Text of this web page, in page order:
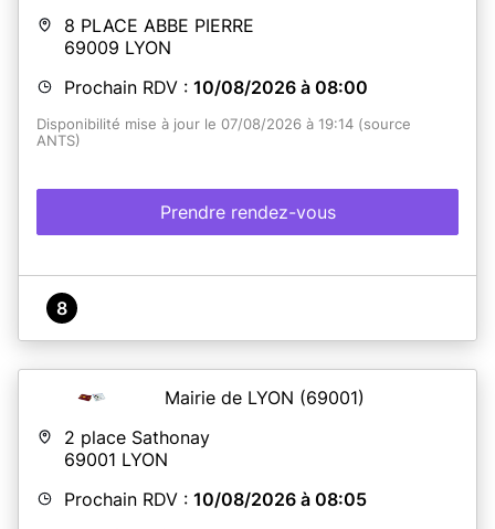
8 PLACE ABBE PIERRE
69009 LYON
Prochain RDV : 10/08/2026 à 08:00
Disponibilité mise à jour le 07/08/2026 à 19:14 (source
ANTS)
Prendre rendez-vous
8
Mairie de LYON (69001)
2 place Sathonay
69001 LYON
Prochain RDV : 10/08/2026 à 08:05